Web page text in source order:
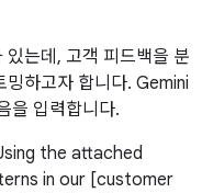
는데, 고객 피드백을 분
하고자 합니다. Gemini
을 입력합니다.
the attached
in our [customer